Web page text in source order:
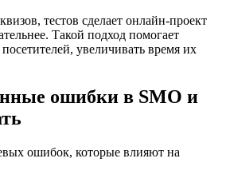
тестов сделает онлайн-проект
Такой подход помогает
увеличивать время их
ошибки в SMO и
ошибок, которые влияют на